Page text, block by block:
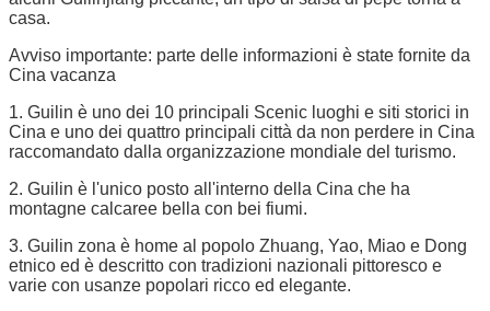
casa.
Avviso importante: parte delle informazioni è state fornite da
Cina vacanza
1. Guilin è uno dei 10 principali Scenic luoghi e siti storici in
Cina e uno dei quattro principali città da non perdere in Cina
raccomandato dalla organizzazione mondiale del turismo.
2. Guilin è l'unico posto all'interno della Cina che ha
montagne calcaree bella con bei fiumi.
3. Guilin zona è home al popolo Zhuang, Yao, Miao e Dong
etnico ed è descritto con tradizioni nazionali pittoresco e
varie con usanze popolari ricco ed elegante.